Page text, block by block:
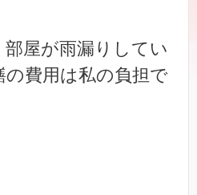
屋が雨漏りしてい
の費用は私の負担で